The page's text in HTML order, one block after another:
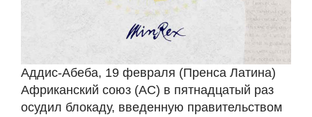
Аддис-Абеба, 19 февраля (Пренса Латина)
Африканский союз (АС) в пятнадцатый раз
осудил блокаду, введенную правительством